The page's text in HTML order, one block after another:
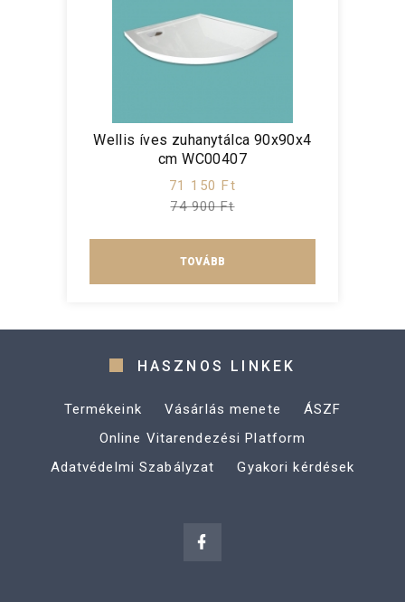
Wellis íves zuhanytálca 90x90x4
cm WC00407
71 150 Ft
74 900 Ft
TOVÁBB
HASZNOS LINKEK
Termékeink Vásárlás menete
ÁSZF
Online Vitarendezési Platform
Adatvédelmi Szabályzat
Gyakori kérdések